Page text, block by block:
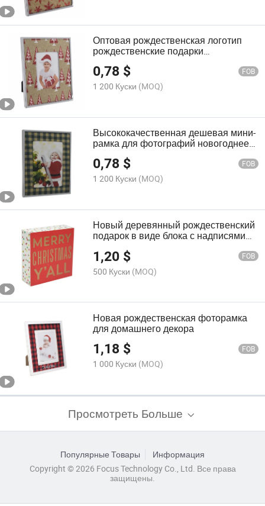
Оптовая рождественская логотип
рождественские подарки
металлическая рамка для
фотографий
0,78 $ FOB
1 200 Куски (MOQ)
Высококачественная дешевая мини-
рамка для фотографий новогоднее
украшение
0,78 $ FOB
1 200 Куски (MOQ)
Новый деревянный рождественский
подарок в виде блока с надписями
1,20 $ FOB
500 Куски (MOQ)
Новая рождественская фоторамка
для домашнего декора
1,18 $ FOB
1 000 Куски (MOQ)
Просмотреть Больше
Популярные Товары
Информация
Copyright © 2026 Focus Technology Co., Ltd. Все права
защищены.